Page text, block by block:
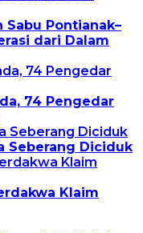
Sabu Pontianak–
dari Dalam
74 Pengedar
Seberang Diciduk
Klaim